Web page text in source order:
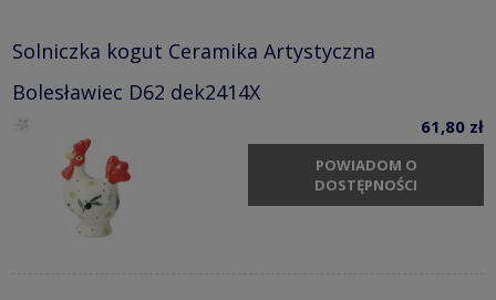
Solniczka kogut Ceramika Artystyczna
Bolesławiec D62 dek2414X
61,80 zł
POWIADOM O
DOSTĘPNOŚCI